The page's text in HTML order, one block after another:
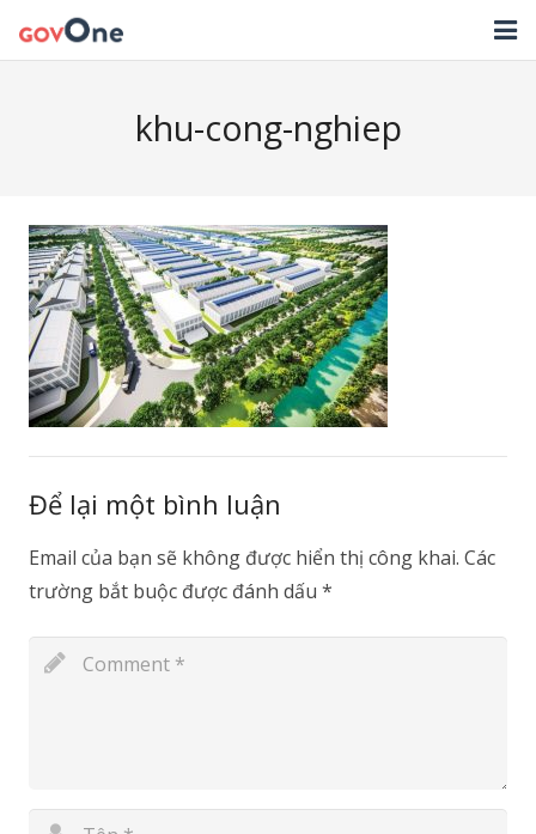
HỖ TRỢ
TẢI ỨNG DỤNG
LIÊN HỆ
NHẬT KÝ CẬP NHẬT PHẦN MỀM
khu-cong-nghiep
Để lại một bình luận
Email của bạn sẽ không được hiển thị công khai. Các
trường bắt buộc được đánh dấu *